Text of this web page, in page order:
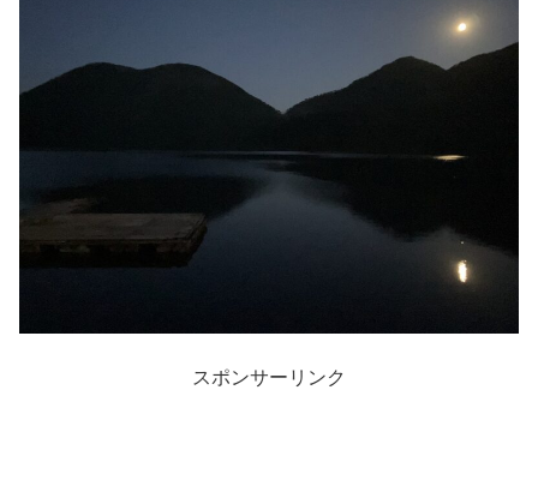
スポンサーリンク